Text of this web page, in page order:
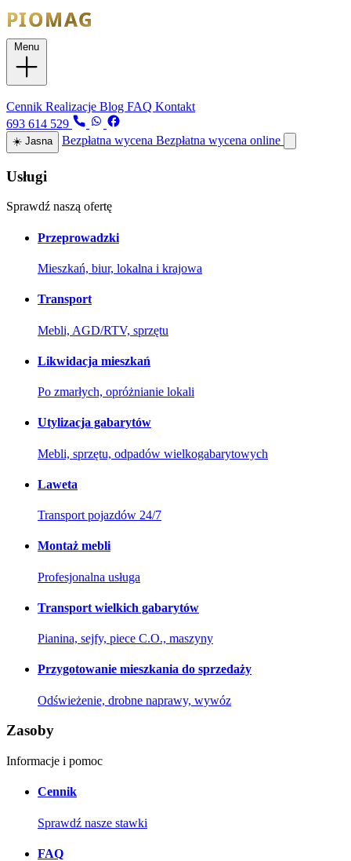
Cennik Realizacje Blog FAQ Kontakt
693 614 529
☀️ Jasna Bezpłatna wycena Bezpłatna wycena online
Usługi
Sprawdź naszą ofertę
Przeprowadzki
Mieszkań, biur, lokalna i krajowa
Transport
Mebli, AGD/RTV, sprzętu
Likwidacja mieszkań
Po zmarłych, opróżnianie lokali
Utylizacja gabarytów
Mebli, sprzętu, odpadów wielkogabarytowych
Laweta
Transport pojazdów 24/7
Montaż mebli
Profesjonalna usługa
Transport wielkich gabarytów
Pianina, sejfy, piece C.O., maszyny
Przygotowanie mieszkania do sprzedaży
Odświeżenie, drobne naprawy, wywóz
Zasoby
Informacje i pomoc
Cennik
Sprawdź nasze stawki
FAQ